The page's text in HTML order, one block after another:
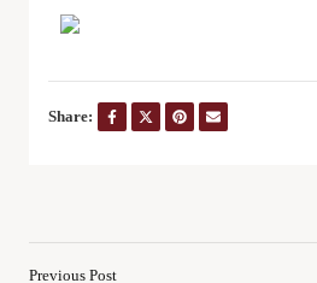
Share:
Previous Post